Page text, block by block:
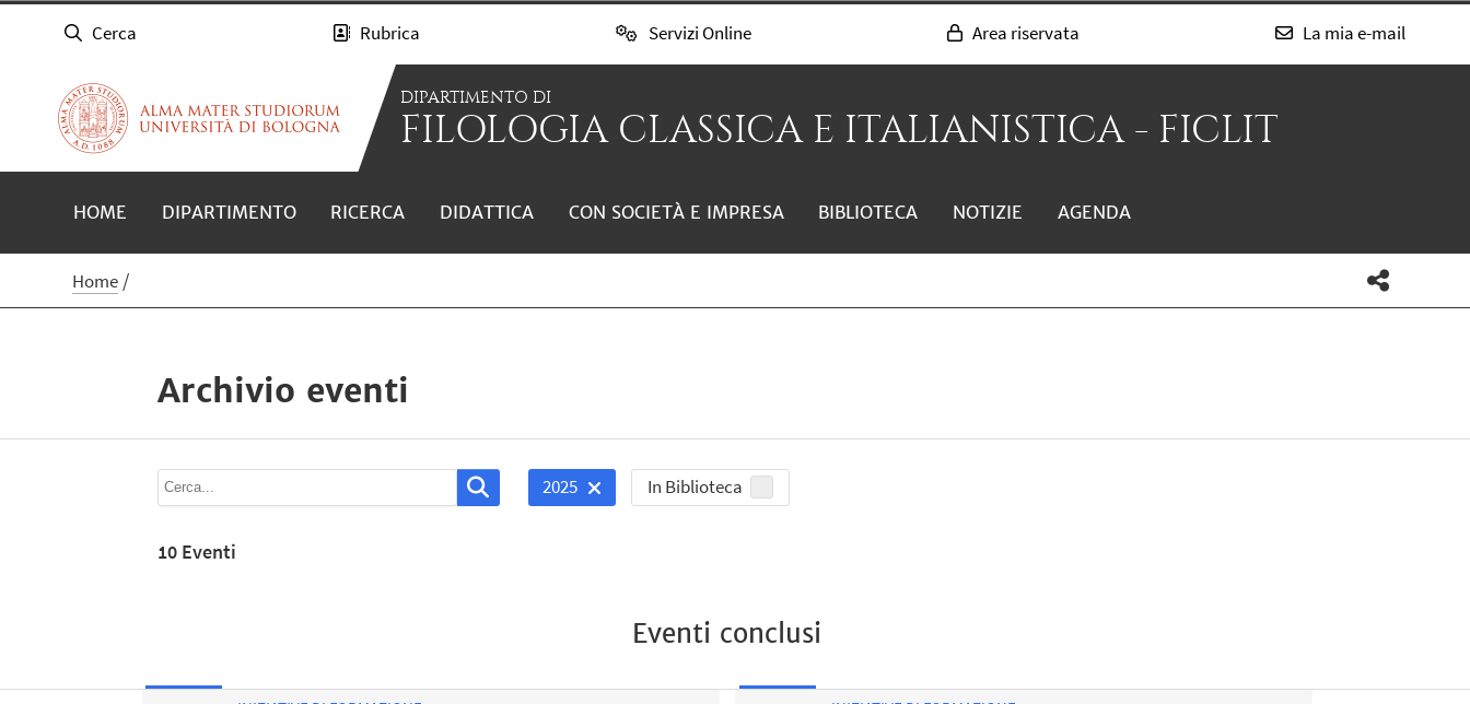
Cerca Rubrica Servizi Online Area riservata La mia e-mail
DIPARTIMENTO DI
FILOLOGIA CLASSICA E ITALIANISTICA - FICLIT
HOME DIPARTIMENTO RICERCA DIDATTICA CON SOCIETÀ E IMPRESA BIBLIOTECA NOTIZIE AGENDA
Home
Archivio eventi
2025 In Biblioteca
10 Eventi
Eventi conclusi